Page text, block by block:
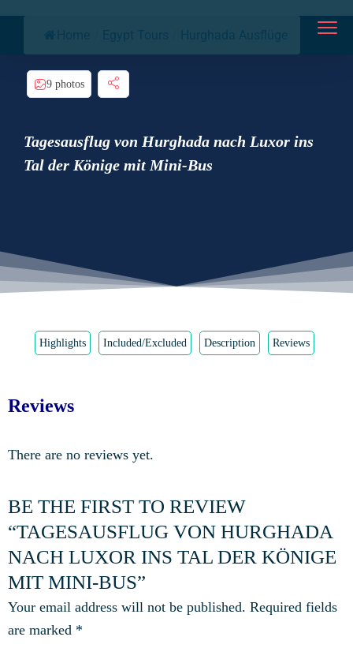
9 photos
Tagesausflug von Hurghada nach Luxor ins
Tal der Könige mit Mini-Bus
Highlights Included/Excluded Description Reviews
Reviews
There are no reviews yet.
BE THE FIRST TO REVIEW
“TAGESAUSFLUG VON HURGHADA
NACH LUXOR INS TAL DER KÖNIGE
MIT MINI-BUS”
Your email address will not be published. Required fields
are marked *